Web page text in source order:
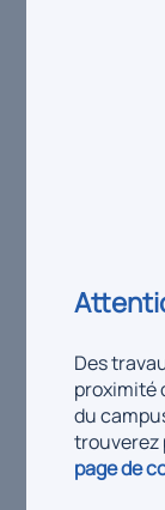
Des
proximité
du
trouverez
page de